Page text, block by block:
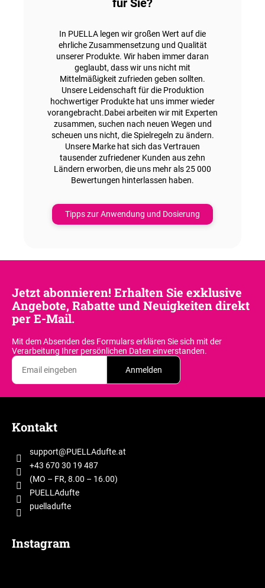
für Sie?
In PUELLA legen wir großen Wert auf die
ehrliche Zusammensetzung und Qualität
unserer Produkte. Wir haben immer daran
geglaubt, dass wir uns nicht mit
Mittelmäßigkeit zufrieden geben sollten.
Unsere Leidenschaft für die Produktion
hochwertiger Produkte hat uns immer wieder
vorangebracht.Dabei arbeiten wir mit Experten
zusammen, suchen nach neuen Wegen und
scheuen uns nicht, die Spielregeln zu ändern.
Unsere Marke hat sich das Vertrauen
tausender zufriedener Kunden aus zehn
Ländern erworben, die uns mehr als 25 000
Bewertungen hinterlassen haben.
Tipps zur Anwendung und Dosierung
Jetzt abonnieren! Erhalten Sie exklusive
Angebote, Rabatte und Neuigkeiten direkt
per E-Mail.
Mit dem Absenden des Formulars erklären Sie sich mit der
Verarbeitung Ihrer persönlichen Daten einverstanden.
Anmelden
Kontakt
support@PUELLAdufte.at
+43 670 30 19 487
(MO – FR, 8.00 – 16.00)
PUELLAdufte
puelladufte
Instagram